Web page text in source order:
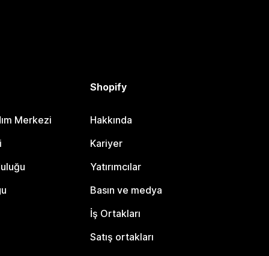
Merkezi
Shopify
Hakkında
Kariyer
Yatırımcılar
Basın ve medya
İş Ortakları
Satış ortakları